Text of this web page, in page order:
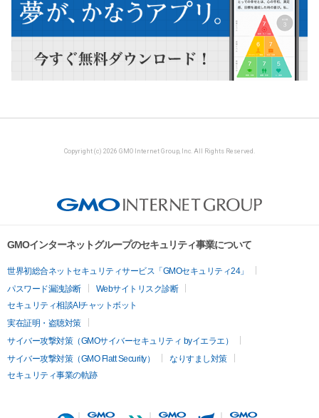
Copyright (c) 2026 GMO Internet Group, Inc. All Rights Reserved.
GMOインターネットグループのセキュリティ事業について
世界初総合ネットセキュリティサービス「GMOセキュリティ24」
パスワード漏洩診断
Webサイトリスク診断
セキュリティ相談AIチャットボット
実在証明・盗聴対策
サイバー攻撃対策（GMOサイバーセキュリティ byイエラエ）
サイバー攻撃対策（GMO Flatt Security）
なりすまし対策
セキュリティ事業の軌跡